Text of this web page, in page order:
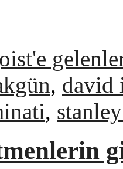
, david
,